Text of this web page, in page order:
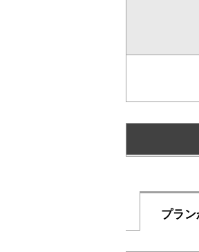
プラ